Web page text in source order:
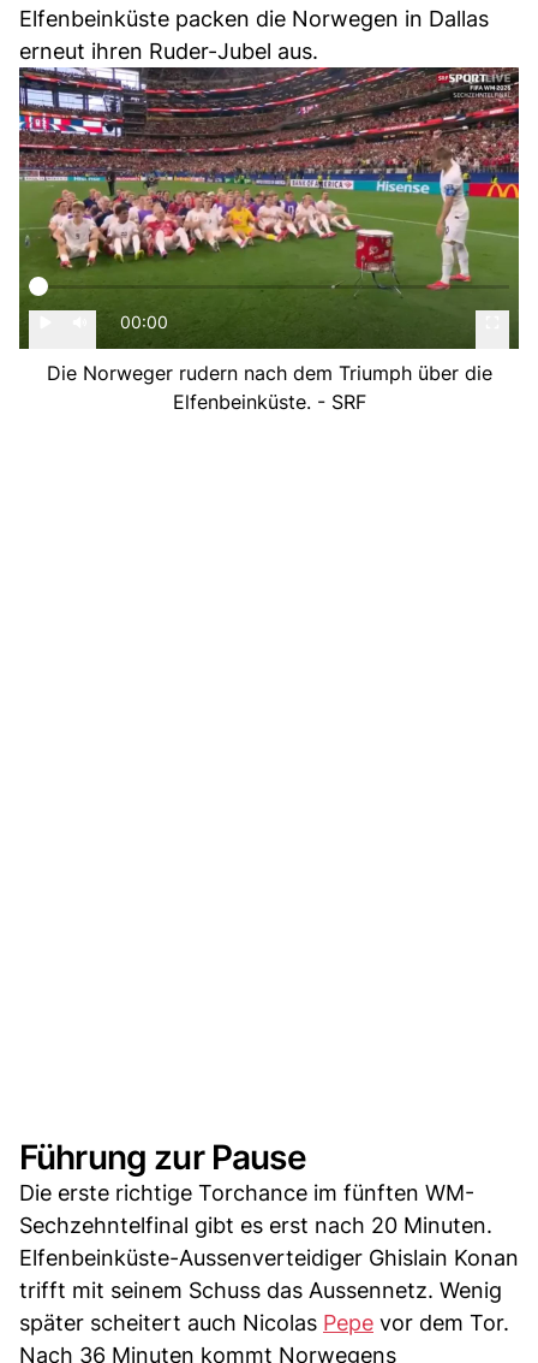
Elfenbeinküste packen die Norwegen in Dallas
erneut ihren Ruder-Jubel aus.
00:00
Die Norweger rudern nach dem Triumph über die
Elfenbeinküste. - SRF
Führung zur Pause
Die erste richtige Torchance im fünften WM-
Sechzehntelfinal gibt es erst nach 20 Minuten.
Elfenbeinküste-Aussenverteidiger Ghislain Konan
trifft mit seinem Schuss das Aussennetz. Wenig
später scheitert auch Nicolas Pepe vor dem Tor.
Nach 36 Minuten kommt Norwegens